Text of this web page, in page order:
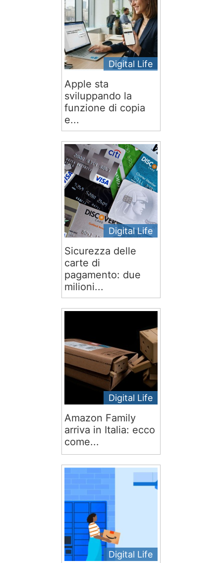
Digital Life
Apple sta
sviluppando la
funzione di copia
e...
Digital Life
Sicurezza delle
carte di
pagamento: due
milioni...
Digital Life
Amazon Family
arriva in Italia: ecco
come...
Digital Life